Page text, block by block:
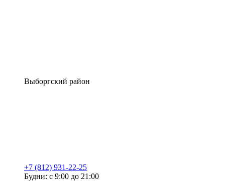
Выборгский район
+7 (812) 931-22-25
Будни: с 9:00 до 21:00